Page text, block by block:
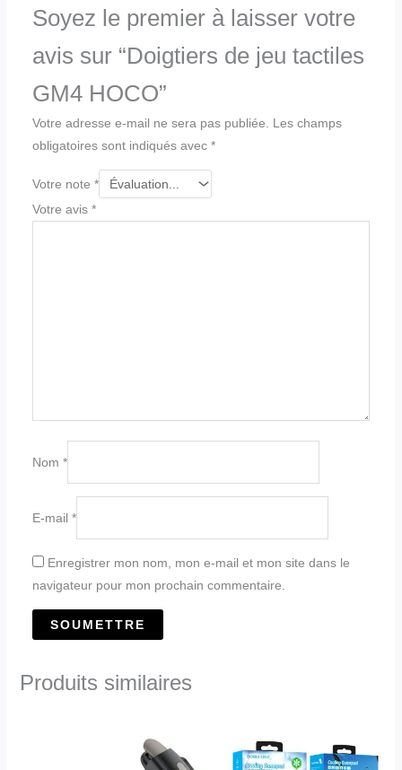
Soyez le premier à laisser votre
avis sur “Doigtiers de jeu tactiles
GM4 HOCO”
Votre adresse e-mail ne sera pas publiée.
Les champs
obligatoires sont indiqués avec *
Votre note *
Votre avis *
Nom *
E-mail *
Enregistrer mon nom, mon e-mail et mon site dans le
navigateur pour mon prochain commentaire.
Produits similaires